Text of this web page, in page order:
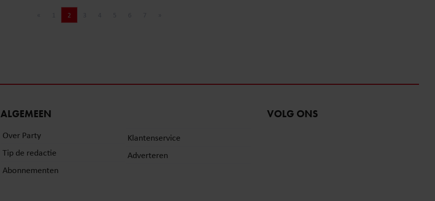
Vorige pagina
PaginaPagina
2
ALGEMEEN
Over Party
Tip de redactie
Abonnementen
Klantenservice
Adverteren
VOLG ONS